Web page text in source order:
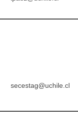
secestag@uchile.cl